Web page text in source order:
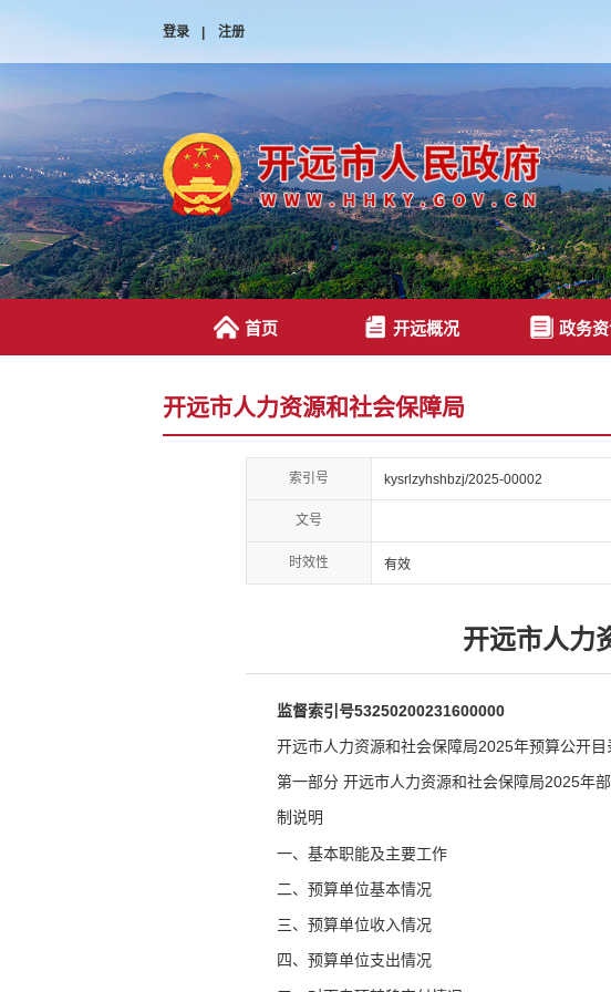
登录 | 注册
首页 开远概况 政务
开远市人力资源和社会保障局
索引号 kysrlzyhshbzj/2025-00002
文号
时效性 有效
开远市人力
监督索引号53250200231600000
开远市人力资源和社会保障局2025年预算公开目
第一部分 开远市人力资源和社会保障局2025年
制说明
一、基本职能及主要工作
二、预算单位基本情况
三、预算单位收入情况
四、预算单位支出情况